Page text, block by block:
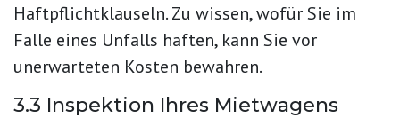
Haftpflichtklauseln. Zu wissen, wofür Sie im
Falle eines Unfalls haften, kann Sie vor
unerwarteten Kosten bewahren.
3.3 Inspektion Ihres Mietwagens